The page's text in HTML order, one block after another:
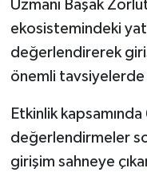
Uzmanı Başak
ekosistemindeki
değerlendirerek
önemli tavsiyelerde
Etkinlik
değerlendirmeler
girişim sahneye